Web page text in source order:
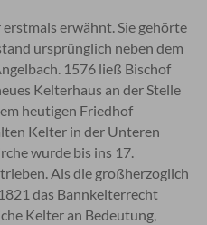
erwähnt. Sie gehörte
ursprünglich neben dem
1576 ließ Bischof
Kelterhaus an der Stelle
heutigen Friedhof
Kelter in der Unteren
wurde bis ins 17.
Als die großherzoglich
das Bannkelterrecht
Kelter an Bedeutung,